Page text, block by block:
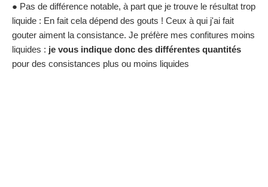
● Pas de différence notable, à part que je trouve le résultat trop
liquide : En fait cela dépend des gouts ! Ceux à qui j'ai fait
gouter aiment la consistance. Je préfère mes confitures moins
liquides : je vous indique donc des différentes quantités
pour des consistances plus ou moins liquides